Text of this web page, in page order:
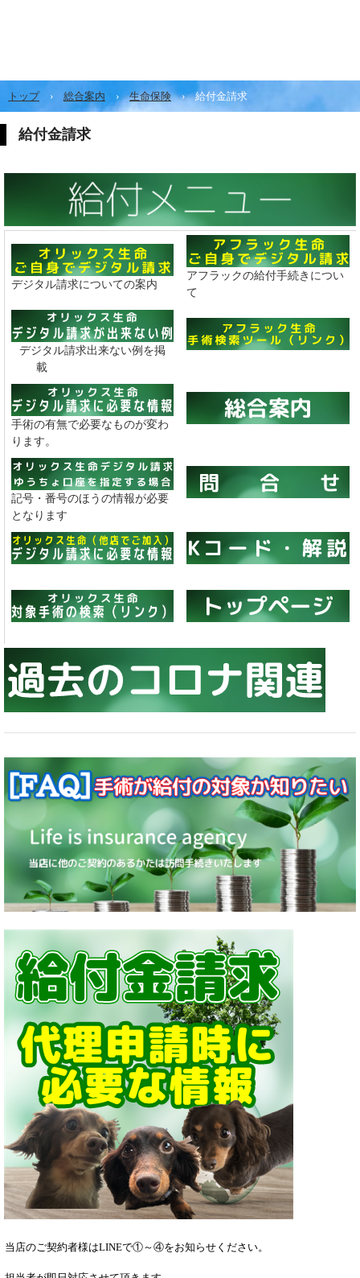
トップ › 総合案内 › 生命保険 › 給付金請求
給付金請求
デジタル請求についての案内
アフラックの給付手続きについ
て
デジタル請求出来ない例を掲
載
手術の有無で必要なものが変わ
ります。
記号・番号のほうの情報が必要
となります
当店のご契約者様はLINEで①～④をお知らせください。